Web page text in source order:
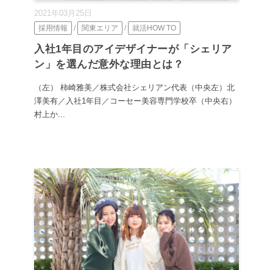
2021年03月25日
採用情報 / 関東エリア / 就活HOW TO
入社1年目のアイデザイナーが「シェリア
ン」を選んだ意外な理由とは？
（左） 柿崎雅美／株式会社シェリアン代表（中央左）北
澤美有／入社1年目／コーセー美容専門学校卒（中央右）
村上か...